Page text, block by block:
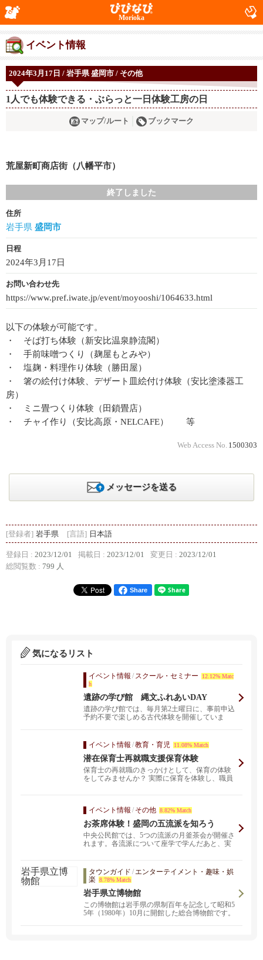
Morioka
イベント情報
2024年3月17日 / 岩手県 盛岡市 / その他
1人でも体験できる・ぶらっと一日体験工房の日
マップ/ルート ブックマーク
荒屋新町商店街（八幡平市）
終了しました
住所
岩手県 盛岡市
日程
2024年3月17日
お問い合わせ先
https://www.pref.iwate.jp/event/moyooshi/1064633.html
以下の体験が可能です。
・ そば打ち体験（新安比温泉静流閣）
・ 手前味噌つくり（麹屋もとみや）
・ 塩麹・料理作り体験（勝田屋）
・ 箸の絵付け体験、デザート皿絵付け体験（安比塗漆器工
房）
・ ミニ畳つくり体験（田鎖畳店）
・ チャイ作り（安比高原・NELCAFE） 等
Web Access No. 1500303
メッセージを送る
[登録者] 岩手県 [言語] 日本語
登録日 : 2023/12/01 掲載日 : 2023/12/01 変更日 : 2023/12/01
総閲覧数 : 799 人
Share
気になるリスト
イベント情報 / スクール・セミナー
12.12% Matc
h
遺跡の学び館 縄文ふれあいDAY
遺跡の学び館では、毎月第2土曜日に、事前申込
予約不要で楽しめる古代体験を開催していま
イベント情報 /教育・育児 11.08% Match
潜在保育士再就職支援保育体験
保育士の再就職のきっかけとして、保育の体験
をしてみませんか？ 実際に保育を体験し、職員
イベント情報 / その他 8.82% Match
お茶席体験！盛岡の五流派を知ろう
中央公民館では、5つの流派の月釜茶会が開催さ
れます。各流派について座学で学んだあと、実
タウンガイド /エンターテイメント・趣味・娯
楽 8.78% Match
岩手県立博物館
この博物館は岩手県の県制百年を記念して昭和5
5年（1980年）10月に開館した総合博物館です。